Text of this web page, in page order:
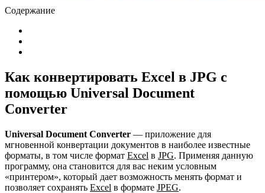
Содержание
Как конвертировать Excel в JPG с
помощью Universal Document
Converter
Universal Document Converter — приложение для
мгновенной конвертации документов в наиболее известные
форматы, в том числе формат Excel в JPG. Применяя данную
программу, она становится для вас неким условным
«принтером», который дает возможность менять формат и
позволяет сохранять Excel в формате JPEG.